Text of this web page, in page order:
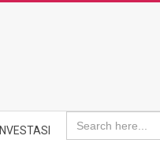
INVESTASI
Search
for: